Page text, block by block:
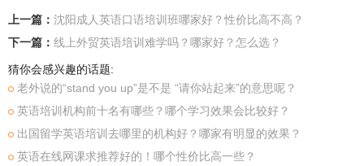
上一篇： 沈阳成人英语口语培训班哪家好？性价比高不高？
下一篇： 线上外贸英语培训难学吗？哪家好？怎么选？
猜你会感兴趣的话题:
老外说的“stand you up”是不是 “请你站起来”的意思呢？
英语培训机构前十名有哪些？哪个学习效果会比较好？
出国留学英语培训去哪里的机构好？哪家有明显的效果？
英语在线网课求推荐好的！哪个性价比高一些？